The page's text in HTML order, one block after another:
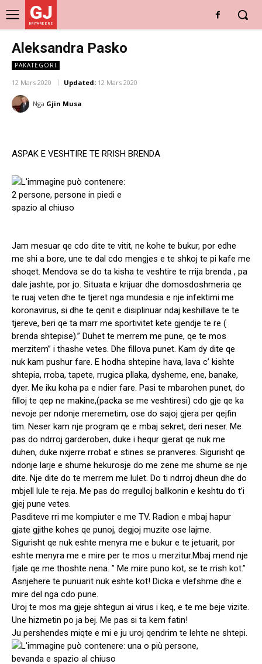
GJ
DRITARE E RE
Aleksandra Pasko
PAKATEGORI
12 Mars 2020 Updated: 12 Mars 2020
Nga Gjin Musa
ASPAK E VESHTIRE TE RRISH BRENDA
Jam mesuar qe cdo dite te vitit, ne kohe te bukur, por edhe
me shi a bore, une te dal cdo mengjes e te shkoj te pi kafe me
shoqet. Mendova se do ta kisha te veshtire te rrija brenda , pa
dale jashte, por jo. Situata e krijuar dhe domosdoshmeria qe
te ruaj veten dhe te tjeret nga mundesia e nje infektimi me
koronavirus, si dhe te qenit e disiplinuar ndaj keshillave te te
tjereve, beri qe ta marr me sportivitet kete gjendje te re (
brenda shtepise).” Duhet te merrem me pune, qe te mos
merzitem” i thashe vetes. Dhe fillova punet. Kam dy dite qe
nuk kam pushur fare. E hodha shtepine hava, lava c’ kishte
shtepia, rroba, tapete, rrugica pllaka, dysheme, ene, banake,
dyer. Me iku koha pa e ndier fare. Pasi te mbarohen punet, do
filloj te qep ne makine,(packa se me veshtiresi) cdo gje qe ka
nevoje per ndonje meremetim, ose do sajoj gjera per qejfin
tim. Neser kam nje program qe e mbaj sekret, deri neser. Me
pas do ndrroj garderoben, duke i hequr gjerat qe nuk me
duhen, duke nxjerre rrobat e stines se pranveres. Sigurisht qe
ndonje larje e shume hekurosje do me zene me shume se nje
dite. Nje dite do te merrem me lulet. Do ti ndrroj dheun dhe do
mbjell lule te reja. Me pas do rregulloj ballkonin e keshtu do t’i
gjej pune vetes.
Pasditeve rri me kompiuter e me TV. Radion e mbaj hapur
gjate gjithe kohes qe punoj, degjoj muzite ose lajme.
Sigurisht qe nuk eshte menyra me e bukur e te jetuarit, por
eshte menyra me e mire per te mos u merzitur.Mbaj mend nje
fjale qe me thoshte nena. ” Me mire puno kot, se te rrish kot.”
Asnjehere te punuarit nuk eshte kot! Dicka e vlefshme dhe e
mire del nga cdo pune.
Uroj te mos ma gjeje shtegun ai virus i keq, e te me beje vizite.
Une hizmetin po ja bej. Me pas si ta kem fatin!
Ju pershendes miqte e mi e ju uroj qendrim te lehte ne shtepi.